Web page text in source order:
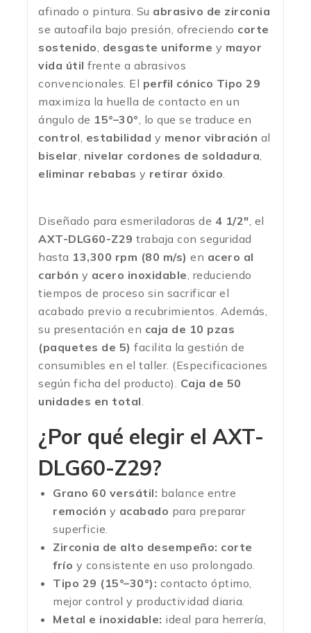
afinado o pintura. Su abrasivo de zirconia
se autoafila bajo presión, ofreciendo corte
sostenido, desgaste uniforme y mayor
vida útil frente a abrasivos
convencionales. El perfil cónico Tipo 29
maximiza la huella de contacto en un
ángulo de 15°–30°, lo que se traduce en
control, estabilidad y menor vibración al
biselar, nivelar cordones de soldadura,
eliminar rebabas y retirar óxido.
Diseñado para esmeriladoras de 4 1/2″, el
AXT-DLG60-Z29 trabaja con seguridad
hasta 13,300 rpm (80 m/s) en acero al
carbón y acero inoxidable, reduciendo
tiempos de proceso sin sacrificar el
acabado previo a recubrimientos. Además,
su presentación en caja de 10 pzas
(paquetes de 5) facilita la gestión de
consumibles en el taller. (Especificaciones
según ficha del producto). Caja de 50
unidades en total.
¿Por qué elegir el AXT-
DLG60-Z29?
Grano 60 versátil: balance entre
remoción y acabado para preparar
superficie.
Zirconia de alto desempeño: corte
frío y consistente en uso prolongado.
Tipo 29 (15°–30°): contacto óptimo,
mejor control y productividad diaria.
Metal e inoxidable: ideal para herrería,